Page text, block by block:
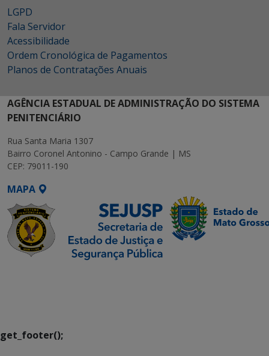
LGPD
Fala Servidor
Acessibilidade
Ordem Cronológica de Pagamentos
Planos de Contratações Anuais
AGÊNCIA ESTADUAL DE ADMINISTRAÇÃO DO SISTEMA
PENITENCIÁRIO
Rua Santa Maria 1307
Bairro Coronel Antonino - Campo Grande | MS
CEP: 79011-190
MAPA
get_footer();